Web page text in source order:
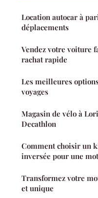
Location autocar à
déplacements
Vendez votre voiture
rachat rapide
Les meilleures
voyages
Magasin de vélo à
Decathlon
Comment choisir un
inversée pour une
Transformez votre
et unique